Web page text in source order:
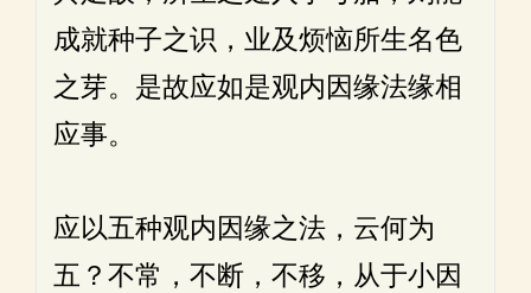
成就种子之识，业及烦恼所生名色
之芽。是故应如是观内因缘法缘相
应事。
应以五种观内因缘之法，云何为
五？不常，不断，不移，从于小因